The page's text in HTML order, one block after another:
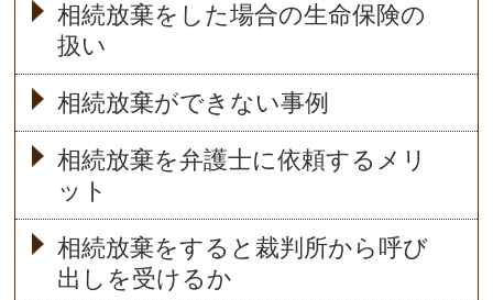
相続放棄をした場合の生命保険の
扱い
相続放棄ができない事例
相続放棄を弁護士に依頼するメリ
ット
相続放棄をすると裁判所から呼び
出しを受けるか